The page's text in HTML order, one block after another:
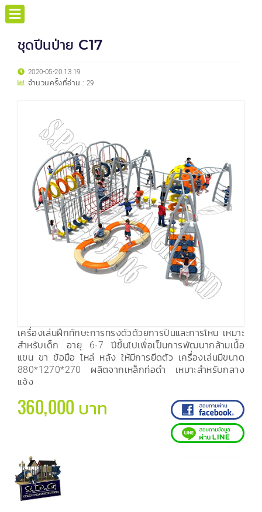
ชุดปีนป่าย C17
2020-05-20 13:19
จำนวนครั้งที่อ่าน : 29
เครื่องเล่นฝึกทักษะการทรงตัวด้วยการปีนและการโหน เหมาะ
สำหรับเด็ก อายุ 6-7 ปีขึ้นไปเพื่อเป็นการพัฒนากล้ามเนื้อ
แขน ขา ข้อมือ ไหล่ หลัง ให้มีการยืดตัว เครื่องเล่นมีขนาด
880*1270*270 ผลิตจากเหล็กท่อดำ เหมาะสำหรับกลาง
แจ้ง
360,000 บาท